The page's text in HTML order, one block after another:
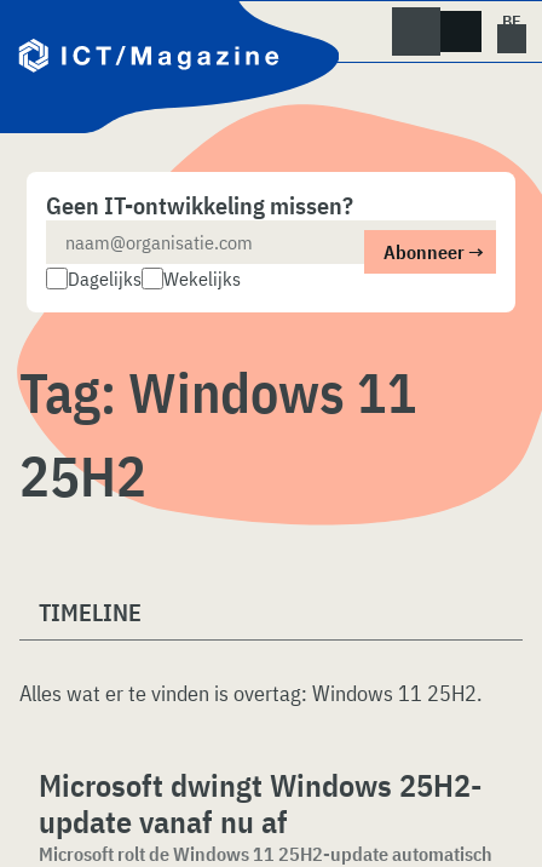
naar
content
Geen IT-ontwikkeling missen?
Dagelijks Wekelijks
Tag: Windows 11
25H2
TIMELINE
Alles wat er te vinden is overtag: Windows 11 25H2.
Microsoft dwingt Windows 25H2-
update vanaf nu af
Microsoft rolt de Windows 11 25H2-update automatisch